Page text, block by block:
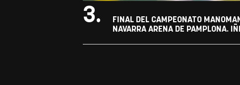
3.
FINAL DEL CAMPEONATO
NAVARRA ARENA DE PAMPLONA.